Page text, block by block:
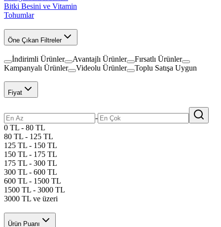
Bitki Besini ve Vitamin
Tohumlar
Öne Çıkan Filtreler
İndirimli Ürünler Avantajlı Ürünler
Fırsatlı Ürünler
Kampanyalı Ürünler
Videolu Ürünler Toplu Satışa Uygun
Fiyat
-
0 TL - 80 TL
80 TL - 125 TL
125 TL - 150 TL
150 TL - 175 TL
175 TL - 300 TL
300 TL - 600 TL
600 TL - 1500 TL
1500 TL - 3000 TL
3000 TL ve üzeri
Ürün Puanı